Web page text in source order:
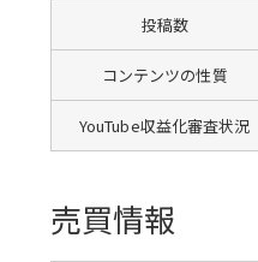
投稿数
コンテンツの性質
YouTube収益化審査状況
売買情報